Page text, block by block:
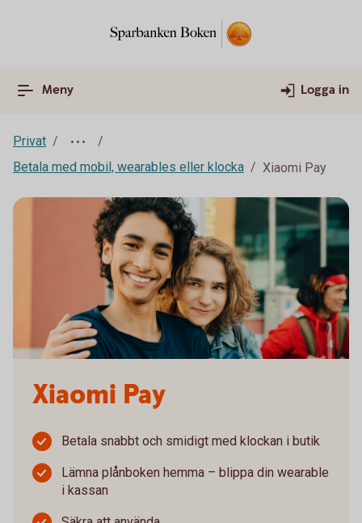
Meny Logga in
Privat
Betala med mobil, wearables eller klocka
Xiaomi Pay
Xiaomi Pay
Betala snabbt och smidigt med klockan i butik
Lämna plånboken hemma – blippa din wearable
i kassan